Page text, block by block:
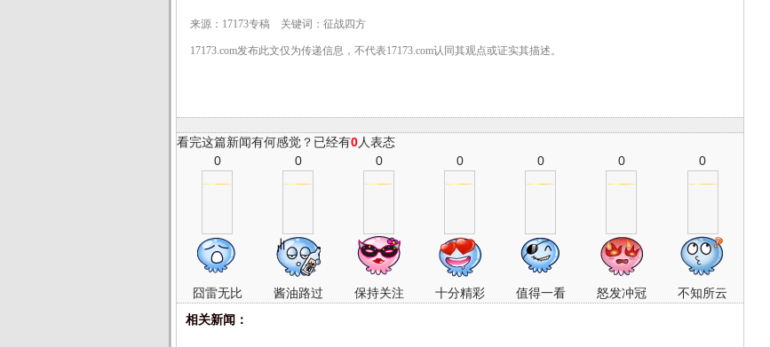
来源：17173专稿 关键词：征战四方
17173.com发布此文仅为传递信息，不代表17173.com认同其观点或证实其描述。
看完这篇新闻有何感觉？已经有0人表态
0
囧雷无比
0
酱油路过
0
保持关注
0
十分精彩
0
值得一看
0
怒发冲冠
0
不知所云
相关新闻：